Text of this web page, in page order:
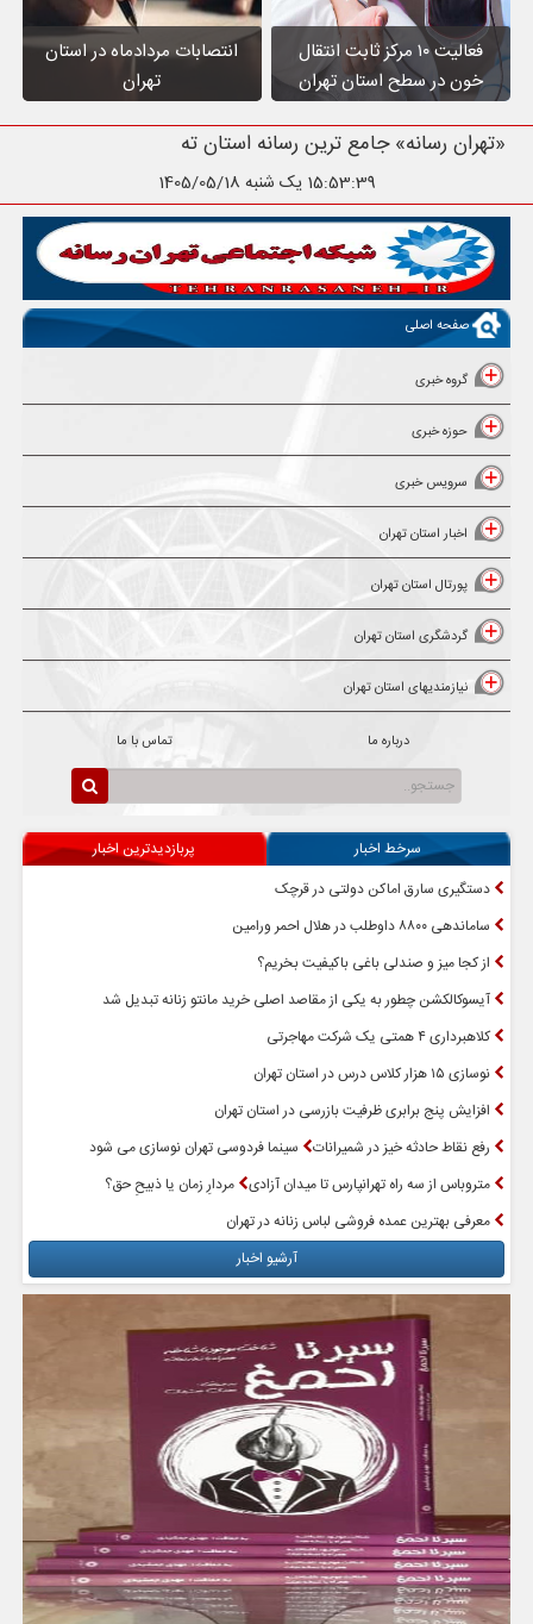
فعالیت ۱۰ مرکز ثابت انتقال
خون در سطح استان تهران
انتصابات مردادماه در استان
تهران
«تهران رسانه» جامع ترین رسانه استان تهران
15:53:40 یک شنبه 1405/05/18
صفحه اصلی
گروه خبری
حوزه خبری
سرویس خبری
اخبار استان تهران
پورتال استان تهران
گردشگری استان تهران
نیازمندیهای استان تهران
درباره ما تماس با ما
سرخط اخبار
پربازدیدترین اخبار
دستگیری سارق اماکن دولتی در قرچک
ساماندهی ۸۸۰۰ داوطلب در هلال احمر ورامین
از کجا میز و صندلی باغی باکیفیت بخریم؟
آیسوکالکشن چطور به یکی از مقاصد اصلی خرید مانتو زنانه تبدیل شد
کلاهبرداری ۴ همتی یک شرکت مهاجرتی
نوسازی ۱۵ هزار کلاس درس در استان تهران
افزایش پنج برابری ظرفیت بازرسی در استان تهران
رفع نقاط حادثه خیز در شمیرانات
سینما فردوسی تهران نوسازی می شود
متروباس از سه راه تهرانپارس تا میدان آزادی مردارِ زمان یا ذبیحِ حق؟
معرفی بهترین عمده فروشی لباس زنانه در تهران
آرشیو اخبار